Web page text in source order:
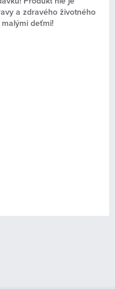
a zdravého životného
deťmi!